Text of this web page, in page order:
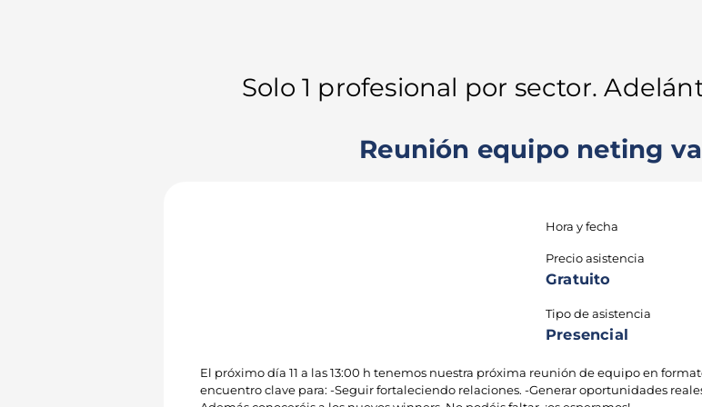
Solo 1 profesional por sector.
Reunión equipo neting
Hora y fecha
Precio asistencia
Gratuito
Tipo de asistencia
Presencial
El próximo día 11 a las 13:00 h tenemos nuestra próxima reunión de equipo en
encuentro clave para: -Seguir fortaleciendo relaciones. -Generar oportunidades